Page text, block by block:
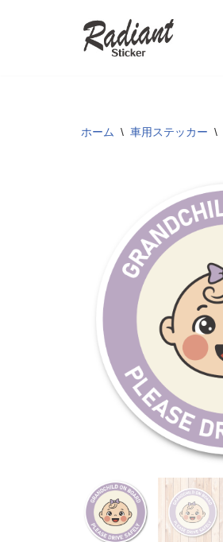
ホーム \ 車用ステッカー \